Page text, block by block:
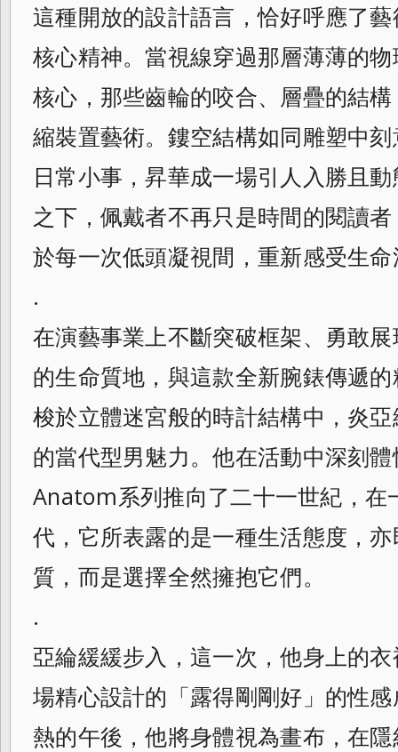
這種開放的設計語言，恰好呼應了
核心精神。當視線穿過那層薄薄的
核心，那些齒輪的咬合、層疊的結
縮裝置藝術。鏤空結構如同雕塑中
日常小事，昇華成一場引人入勝且
之下，佩戴者不再只是時間的閱讀
於每一次低頭凝視間，重新感受生
.
在演藝事業上不斷突破框架、勇敢
的生命質地，與這款全新腕錶傳遞
梭於立體迷宮般的時計結構中，炎
的當代型男魅力。他在活動中深刻
Anatom系列推向了二十一世紀，在
代，它所表露的是一種生活態度，
質，而是選擇全然擁抱它們。
.
亞綸緩緩步入，這一次，他身上的
場精心設計的「露得剛剛好」的性
熱的午後，他將身體視為畫布，在